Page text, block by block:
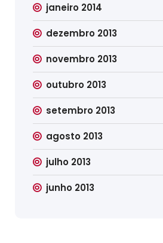
janeiro 2014
dezembro 2013
novembro 2013
outubro 2013
setembro 2013
agosto 2013
julho 2013
junho 2013